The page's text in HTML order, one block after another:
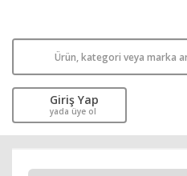
Giriş Yap
yada üye ol